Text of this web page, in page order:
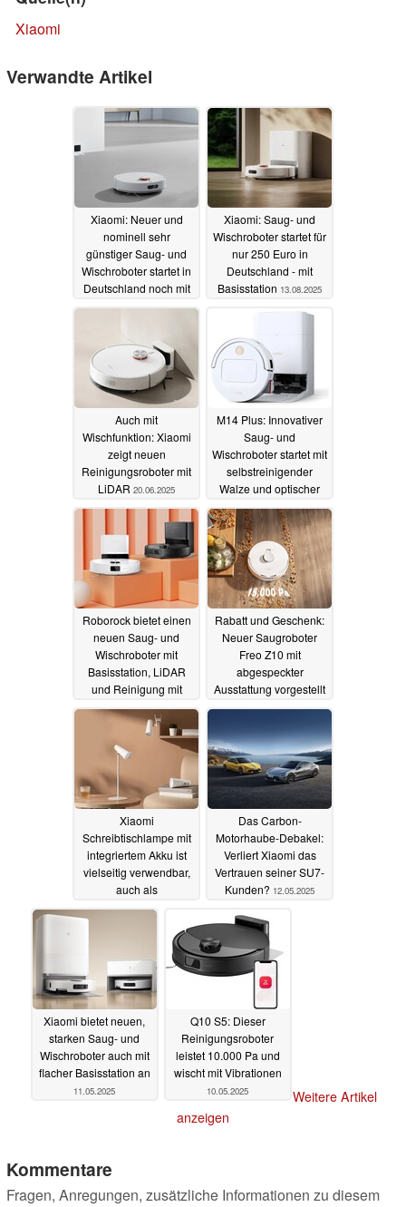
Xiaomi
Verwandte Artikel
Xiaomi: Neuer und
nominell sehr
günstiger Saug- und
Wischroboter startet in
Deutschland noch mit
signifikantem Rabatt
Xiaomi: Saug- und
Wischroboter startet für
nur 250 Euro in
Deutschland - mit
Basisstation 13.08.2025
Auch mit
Wischfunktion: Xiaomi
zeigt neuen
Reinigungsroboter mit
LiDAR 20.06.2025
M14 Plus: Innovativer
Saug- und
Wischroboter startet mit
selbstreinigender
Walze und optischer
Schmutzerkennung
29.05.2025
Roborock bietet einen
neuen Saug- und
Wischroboter mit
Basisstation, LiDAR
und Reinigung mit
Vibrationen an
18.05.2025
Rabatt und Geschenk:
Neuer Saugroboter
Freo Z10 mit
abgespeckter
Ausstattung vorgestellt
13.05.2025
Xiaomi
Schreibtischlampe mit
integriertem Akku ist
vielseitig verwendbar,
auch als
Taschenlampe
Das Carbon-
Motorhaube-Debakel:
Verliert Xiaomi das
Vertrauen seiner SU7-
Kunden? 12.05.2025
Xiaomi bietet neuen,
starken Saug- und
Wischroboter auch mit
flacher Basisstation an
11.05.2025
Q10 S5: Dieser
Reinigungsroboter
leistet 10.000 Pa und
wischt mit Vibrationen
10.05.2025
Weitere Artikel
anzeigen
Kommentare
Fragen, Anregungen, zusätzliche Informationen zu diesem